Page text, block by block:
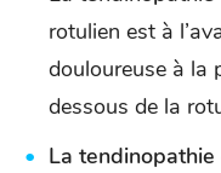
rotulien est à
douloureuse à la
dessous de la
La